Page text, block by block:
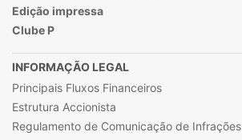
Edição impressa
Clube P
INFORMAÇÃO LEGAL
Principais Fluxos Financeiros
Estrutura Accionista
Regulamento de Comunicação de Infrações